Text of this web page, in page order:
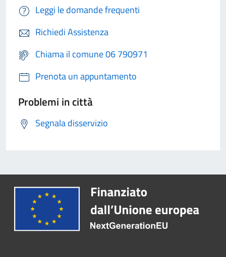
Leggi le domande frequenti
Richiedi Assistenza
Chiama il comune 06 790971
Prenota un appuntamento
Problemi in città
Segnala disservizio